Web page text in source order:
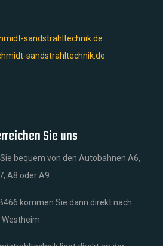
sandstrahltechnik.de
sandstrahltechnik.de
Sie uns
bequem von den Autobahnen A6,
A8 oder A9.
kommen Sie dann direkt nach
Westheim.